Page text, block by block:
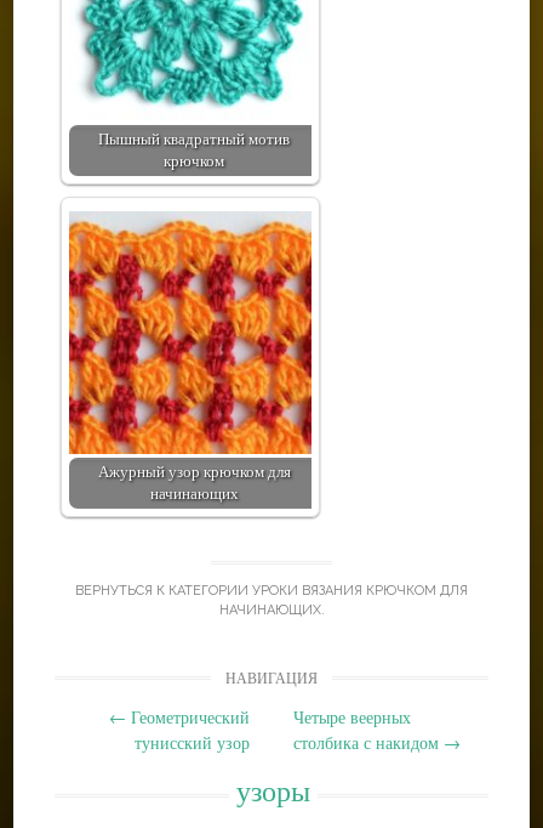
Пышный квадратный мотив
крючком
Ажурный узор крючком для
начинающих
ВЕРНУТЬСЯ К КАТЕГОРИИ УРОКИ ВЯЗАНИЯ КРЮЧКОМ ДЛЯ
НАЧИНАЮЩИХ.
НАВИГАЦИЯ
← Геометрический
тунисский узор
Четыре веерных
столбика с накидом →
узоры